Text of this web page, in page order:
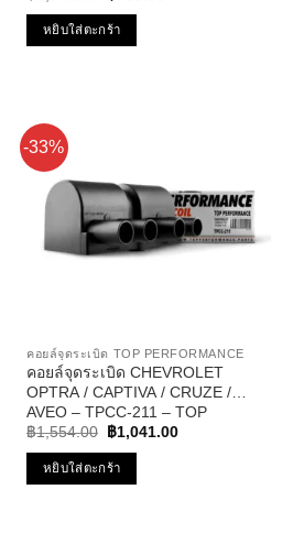
was:
฿1,001.00.
หยิบใส่ตะกร้า
-33%
คอยล์จุดระเบิด TOP PERFORMANCE
คอยล์จุดระเบิด CHEVROLET
OPTRA / CAPTIVA / CRUZE /
AVEO – TPCC-211 – TOP
PERFORMANCE – คอยล์หัวเทียน
ออฟต้า อาวีโอ้ ครูซ
฿1,554.00 Original
was:
฿1,554.00.
฿1,041.00Current
หยิบใส่ตะกร้า